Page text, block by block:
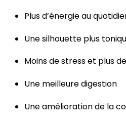
Plus d’énergie au
Une silhouette plus
Moins de stress et plus
Une meilleure digestion
Une amélioration de la